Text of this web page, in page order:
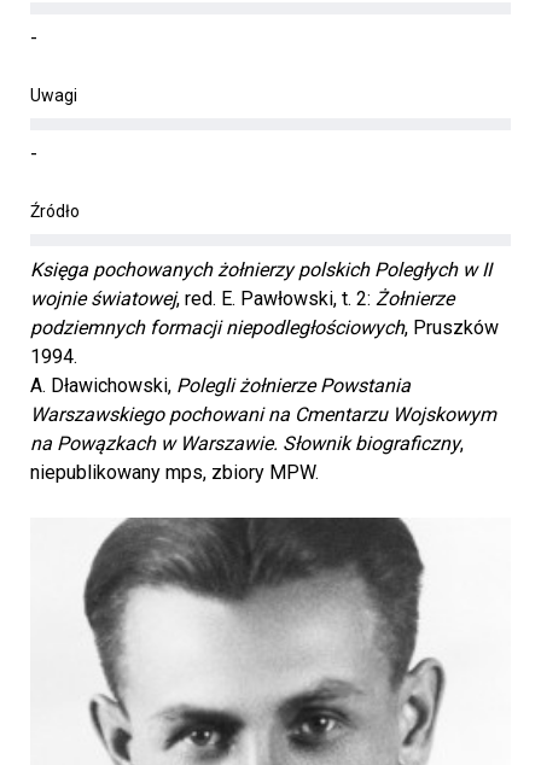
-
Uwagi
-
Źródło
Księga pochowanych żołnierzy polskich Poległych w II
wojnie światowej, red. E. Pawłowski, t. 2: Żołnierze
podziemnych formacji niepodległościowych, Pruszków
1994.
A. Dławichowski, Polegli żołnierze Powstania
Warszawskiego pochowani na Cmentarzu Wojskowym
na Powązkach w Warszawie. Słownik biograficzny,
niepublikowany mps, zbiory MPW.